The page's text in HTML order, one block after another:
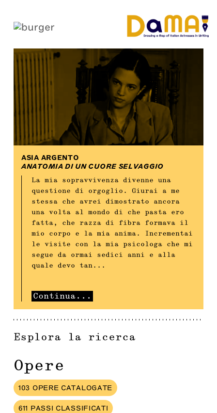
ASIA ARGENTO
ANATOMIA DI UN CUORE SELVAGGIO
La mia sopravvivenza divenne una
questione di orgoglio. Giurai a me
stessa che avrei dimostrato ancora
una volta al mondo di che pasta ero
fatta, che razza di fibra formava il
mio corpo e la mia anima. Incrementai
le visite con la mia psicologa che mi
segue da ormai sedici anni e alla
quale devo tan ...
Continua ...
Esplora la ricerca
Opere
103 OPERE CATALOGATE
611 PASSI CLASSIFICATI